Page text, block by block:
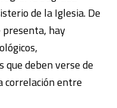
de la Iglesia. De
presenta, hay
que deben verse de
correlación entre